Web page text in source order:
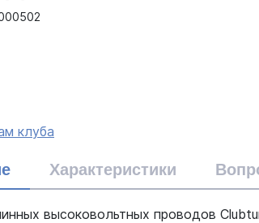
клуба
Характеристики
высоковольтных проводов